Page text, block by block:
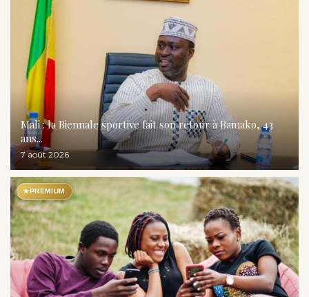
Mali : la Biennale sportive fait son retour à Bamako, 43
ans...
7 août 2026
★PREMIUM